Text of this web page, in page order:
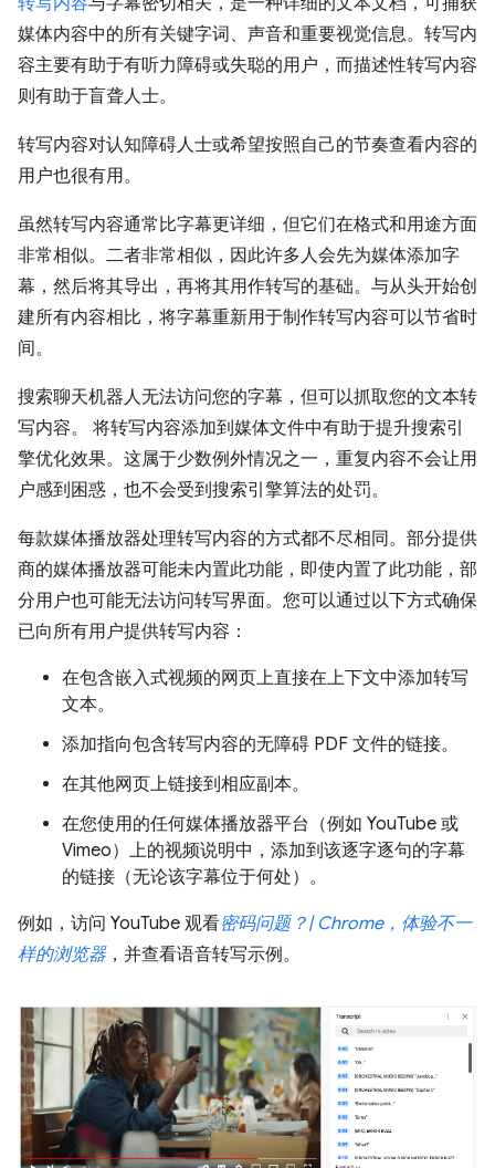
媒体内容中的所有关键字词、声音和重要视觉信息。转写内
容主要有助于有听力障碍或失聪的用户，而描述性转写内容
则有助于盲聋人士。
转写内容对认知障碍人士或希望按照自己的节奏查看内容的
用户也很有用。
虽然转写内容通常比字幕更详细，但它们在格式和用途方面
非常相似。二者非常相似，因此许多人会先为媒体添加字
幕，然后将其导出，再将其用作转写的基础。与从头开始创
建所有内容相比，将字幕重新用于制作转写内容可以节省时
间。
搜索聊天机器人无法访问您的字幕，但可以抓取您的文本转
写内容。 将转写内容添加到媒体文件中有助于提升搜索引
擎优化效果。这属于少数例外情况之一，重复内容不会让用
户感到困惑，也不会受到搜索引擎算法的处罚。
每款媒体播放器处理转写内容的方式都不尽相同。部分提供
商的媒体播放器可能未内置此功能，即使内置了此功能，部
分用户也可能无法访问转写界面。您可以通过以下方式确保
已向所有用户提供转写内容：
在包含嵌入式视频的网页上直接在上下文中添加转写
文本。
添加指向包含转写内容的无障碍 PDF 文件的链接。
在其他网页上链接到相应副本。
在您使用的任何媒体播放器平台（例如 YouTube 或
Vimeo）上的视频说明中，添加到该逐字逐句的字幕
的链接（无论该字幕位于何处）。
例如，访问 YouTube 观看密码问题？| Chrome，体验不一
样的浏览器，并查看语音转写示例。